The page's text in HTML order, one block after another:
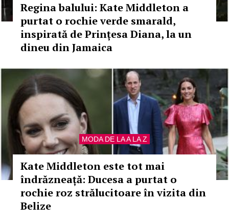
Regina balului: Kate Middleton a
purtat o rochie verde smarald,
inspirată de Prințesa Diana, la un
dineu din Jamaica
MODA DE LA A LA Z
Kate Middleton este tot mai
îndrăzneață: Ducesa a purtat o
rochie roz strălucitoare în vizita din
Belize